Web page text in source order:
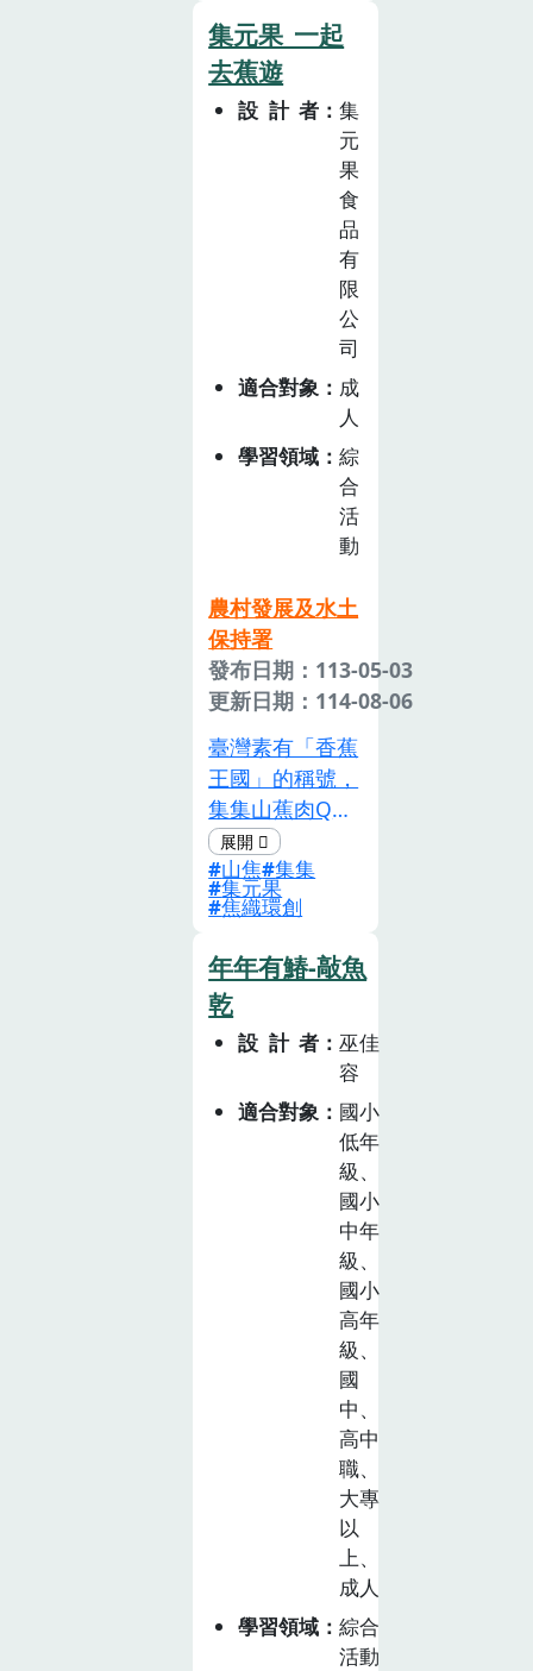
一般比正常蔬果
更便宜，對製作
蔬果汁而言，是
一種經濟實惠的
蔬果採購選擇。
一般消費者購買
醜蔬果則有助於
保護環境，減少
農業生產端的浪
費，透過教案設
計希望為醜蔬果
正名，讓更多人
認識醜蔬果的價
集元果_一起
去蕉遊
設計者
集
元
果
食
品
有
限
公
司
適合對象
成
人
學習領域
綜
合
活
動
農村發展及水土
保持署
發布日期：113-05-03
更新日期：114-08-06
臺灣素有「香蕉
王國」的稱號，
集集山蕉肉Q、
香甜又可口，更
是曾在日治時代
指名為日本皇宮
藉由「一起去蕉
遊」活動，介紹
集集特殊的氣候
和環境造就美味
山蕉。從香蕉黑
金歷史故事的到
獨特創新的全食
料理，讓遊客認
識香蕉的各種好
處及重要性，培
養辨識與選擇好
香蕉的能力；介
紹慣性農法與友
善農法的差異介
紹，讓遊客了解
農場維持生態、
生產和生活之間
的平衡，讓這塊
土地的美好能夠
永續發展下去，
進而認同並支持
在地的飲食文
化。
山焦 集集
集元果
焦織環創
年年有鰆-敲魚
乾
設計者
巫佳
容
適合對象
國小
低年
級、
國小
中年
級、
國小
高年
級、
國
中、
高中
職、
大專
以
上、
成人
學習領域
綜合
活動